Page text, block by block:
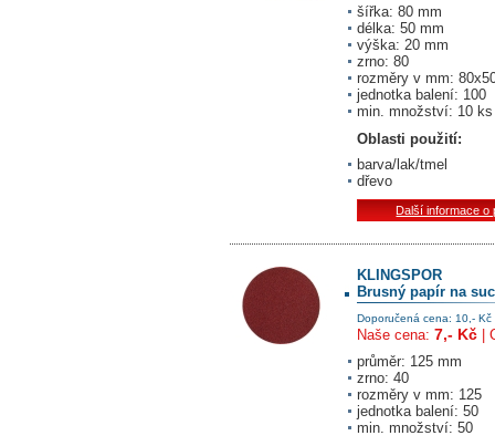
šířka: 80 mm
délka: 50 mm
výška: 20 mm
zrno: 80
rozměry v mm:
jednotka balení: 100
min. množství: 10 ks
Oblasti použití:
barva/lak/tmel
dřevo
Další informace o
KLINGSPOR
Brusný papír na
Doporučená cena: 10,- Kč
Naše cena: 7,- Kč
průměr: 125 mm
zrno: 40
rozměry v mm: 125
jednotka balení: 50
min. množství: 50